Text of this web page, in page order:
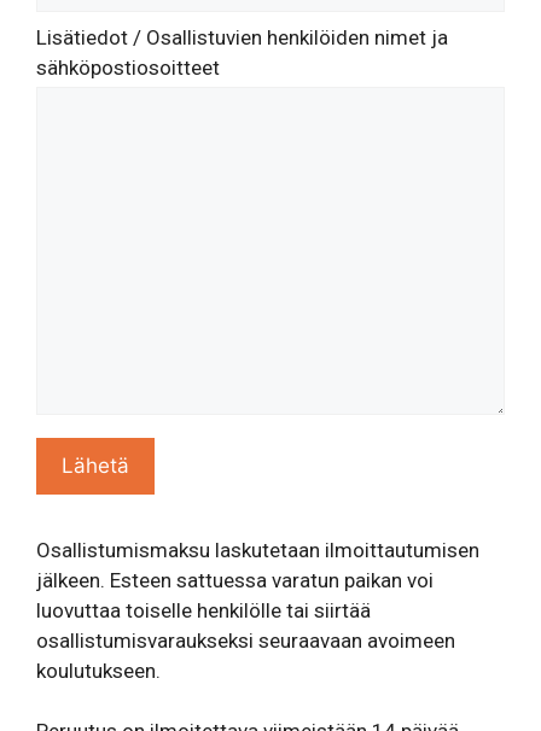
Lisätiedot / Osallistuvien henkilöiden nimet ja
sähköpostiosoitteet
Osallistumismaksu laskutetaan ilmoittautumisen
jälkeen. Esteen sattuessa varatun paikan voi
luovuttaa toiselle henkilölle tai siirtää
osallistumisvaraukseksi seuraavaan avoimeen
koulutukseen.